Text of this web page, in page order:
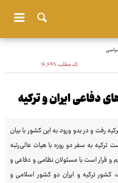
کد مطلب:۱۶٬۶۹۹
دفاعی ایران و ترکیه
کشورمان ۹ مهرماه ۱۴۰۴ به ترکیه رفت و در بدو ورود به این کشور با بیان
به سفر دو روزه با هیات عالی‌رتبه
و قرار است با مسئولان نظامی و دفاعی و
کشور ترکیه و ایران دو کشور اسلامی و